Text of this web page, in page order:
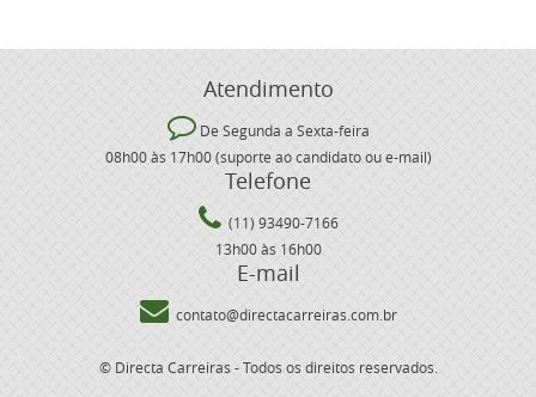
Atendimento
De Segunda a Sexta-feira
08h00 às 17h00 (suporte ao candidato ou e-mail)
Telefone
(11) 93490-7166
13h00 às 16h00
E-mail
contato@directacarreiras.com.br
© Directa Carreiras - Todos os direitos reservados.